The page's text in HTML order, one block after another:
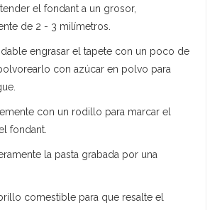
el fondant a un grosor,
de 2 - 3 milímetros.
engrasar el tapete con un poco de
con azúcar en polvo para
con un rodillo para marcar el
fondant.
la pasta grabada por una
comestible para que resalte el